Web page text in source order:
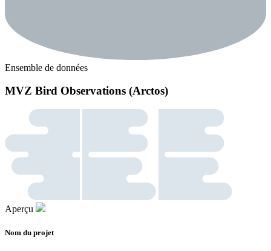
Ensemble de données
MVZ Bird Observations (Arctos)
Aperçu
Nom du projet